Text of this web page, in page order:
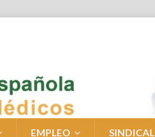
EMPLEO SINDICAL